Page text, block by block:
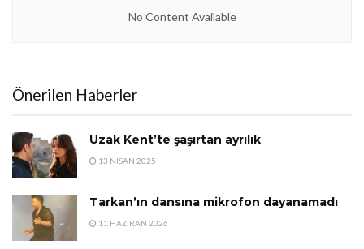
No Content Available
Önerilen Haberler
Uzak Kent’te şaşırtan ayrılık
13 NISAN 2025
Tarkan’ın dansına mikrofon dayanamadı
11 HAZIRAN 2026